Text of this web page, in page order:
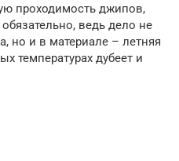
проходимость джипов,
ведь дело не
но и в материале – летняя
температурах дубеет и